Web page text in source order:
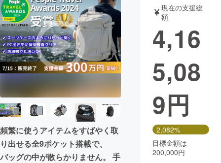
テクノロジー・ガジェット
映像・映画 書籍・雑誌
ビジネス・起業 チャレンジ
まちづくり・地域活性化
CAMPFIRE for Social Good
CAMPFIRE Creation
CAMPFIREふるさと納税
コミュニティ
頻繁に使うアイテムをすばやく取
り出せる全9ポケット搭載で、
バッグの中が散らかりません。 手
現在の支援総
額
4,16
5,08
9円
2,082%
目標金額は
200,000円